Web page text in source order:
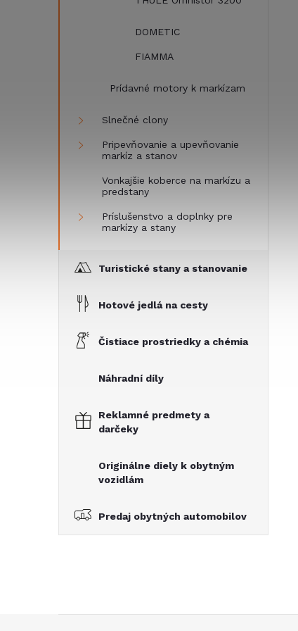
DOMETIC
FIAMMA
Prídavné motory k markízam
Slnečné clony
Pripevňovanie a upevňovanie
markíz a stanov
Vonkajšie koberce na markízu a
predstany
Príslušenstvo a doplnky pre
markízy a stany
Turistické stany a stanovanie
Hotové jedlá na cesty
Čistiace prostriedky a chémia
Náhradní díly
Reklamné predmety a
darčeky
Originálne diely k obytným
vozidlám
Predaj obytných automobilov